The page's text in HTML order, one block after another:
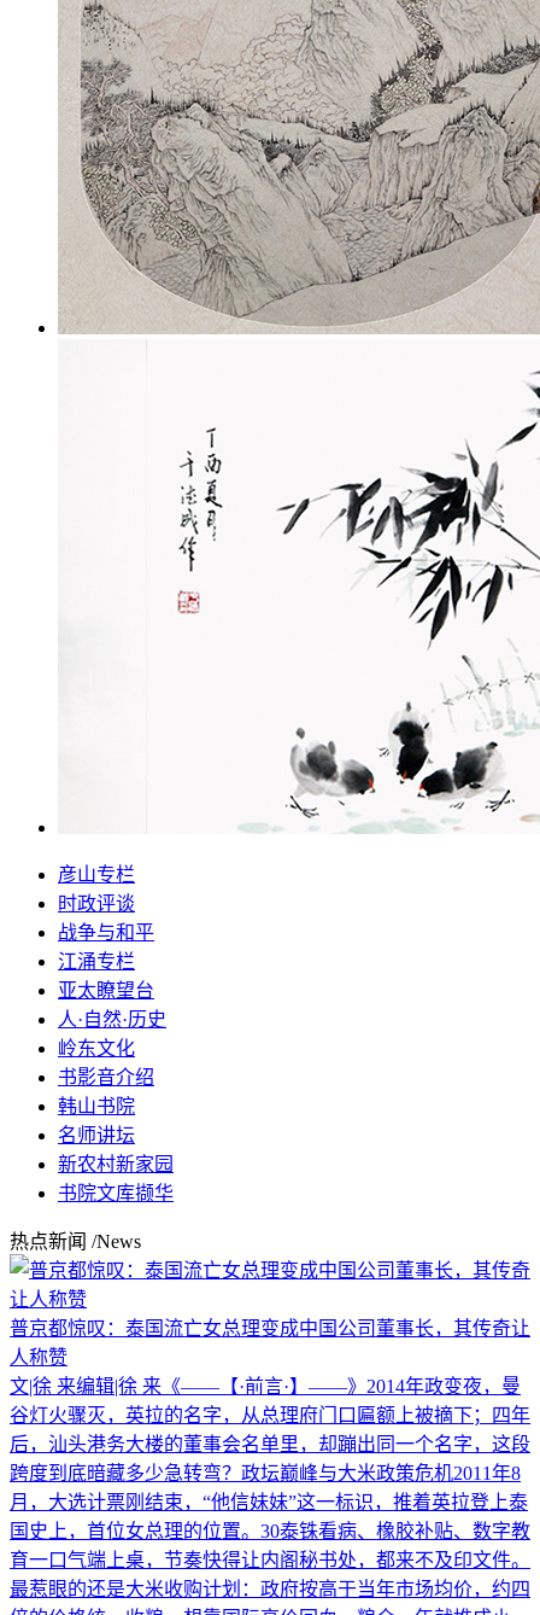
彦山专栏
时政评谈
战争与和平
江涌专栏
亚太瞭望台
人·自然·历史
岭东文化
书影音介绍
韩山书院
名师讲坛
新农村新家园
书院文库撷华
热点新闻 /News
普京都惊叹：泰国流亡女总理变成中国公司董事长，其传奇让
人称赞
文|徐 来编辑|徐 来《——【·前言·】——》2014年政变夜，曼
谷灯火骤灭，英拉的名字，从总理府门口匾额上被摘下；四年
后，汕头港务大楼的董事会名单里，却蹦出同一个名字，这段
跨度到底暗藏多少急转弯？政坛巅峰与大米政策危机2011年8
月，大选计票刚结束，“他信妹妹”这一标识，推着英拉登上泰
国史上，首位女总理的位置。30泰铢看病、橡胶补贴、数字教
育一口气端上桌，节奏快得让内阁秘书处，都来不及印文件。
最惹眼的还是大米收购计划：政府按高于当年市场均价，约四